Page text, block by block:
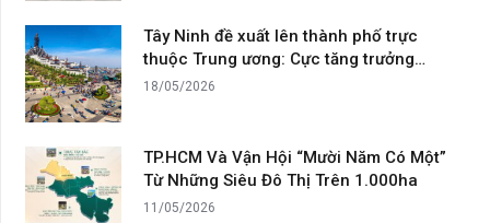
Tây Ninh đề xuất lên thành phố trực
thuộc Trung ương: Cực tăng trưởng…
18/05/2026
TP.HCM Và Vận Hội “Mười Năm Có Một”
Từ Những Siêu Đô Thị Trên 1.000ha
11/05/2026